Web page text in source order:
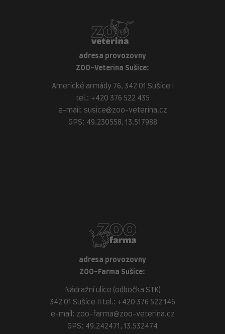
adresa provozovny
ZOO-Veterina Sušice:
Americké armády 76, 342 01 Sušice I
tel.: +420 376 522 435
e-mail: susice@zoo-veterina.cz
GPS: 49.230558, 13.517988
adresa provozovny
ZOO-Farma Sušice:
Nádražní ulice (odbočka STK)
342 01 Sušice II tel.: +420 376 522 146
e-mail: zoo-farma@zoo-veterina.cz
GPS: 49.242471, 13.532474